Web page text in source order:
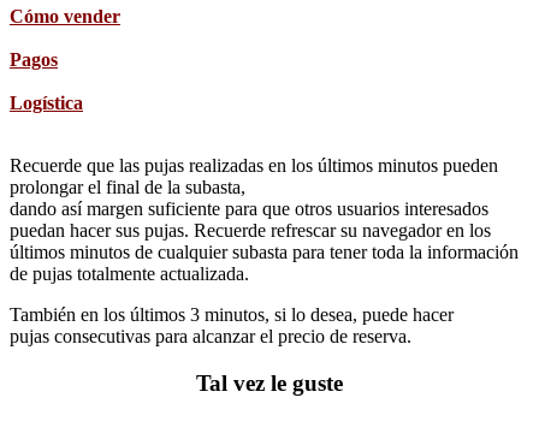
Cómo vender
Pagos
Logística
Recuerde que las pujas realizadas en los últimos minutos pueden
prolongar el final de la subasta,
dando así margen suficiente para que otros usuarios interesados
puedan hacer sus pujas. Recuerde refrescar su navegador en los
últimos minutos de cualquier subasta para tener toda la información
de pujas totalmente actualizada.
También en los últimos 3 minutos, si lo desea, puede hacer
pujas consecutivas para alcanzar el precio de reserva.
Tal vez le guste